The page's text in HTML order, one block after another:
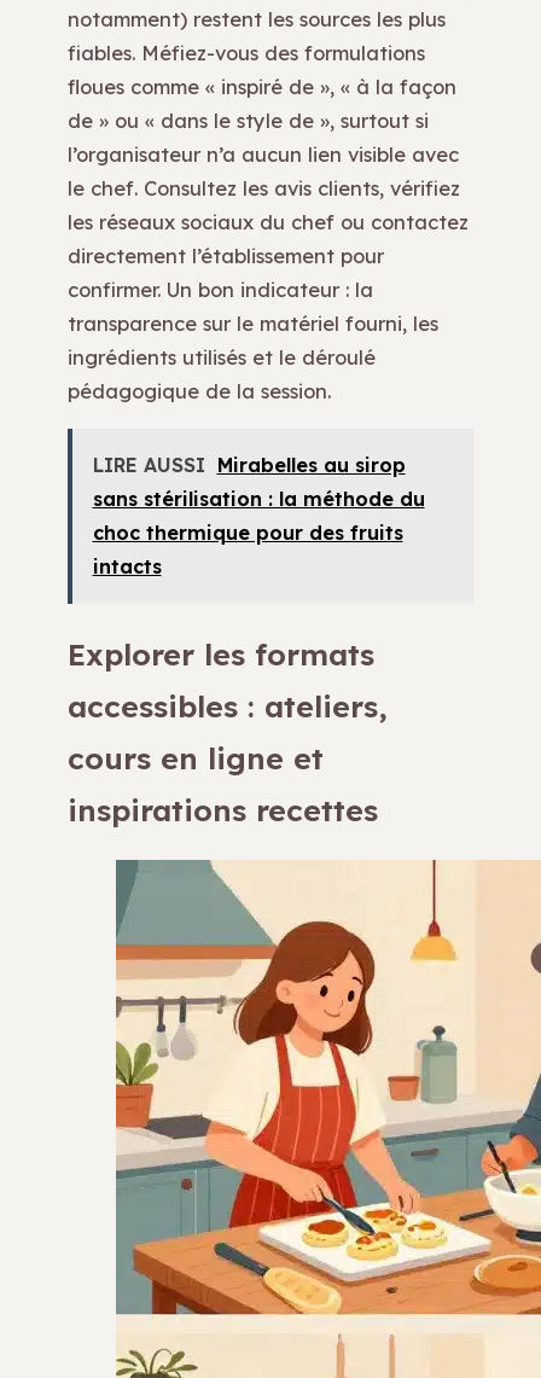
notamment) restent les sources les plus
fiables. Méfiez-vous des formulations
floues comme « inspiré de », « à la façon
de » ou « dans le style de », surtout si
l’organisateur n’a aucun lien visible avec
le chef. Consultez les avis clients, vérifiez
les réseaux sociaux du chef ou contactez
directement l’établissement pour
confirmer. Un bon indicateur : la
transparence sur le matériel fourni, les
ingrédients utilisés et le déroulé
pédagogique de la session.
LIRE AUSSI Mirabelles au sirop
sans stérilisation : la méthode du
choc thermique pour des fruits
intacts
Explorer les formats
accessibles : ateliers,
cours en ligne et
inspirations recettes